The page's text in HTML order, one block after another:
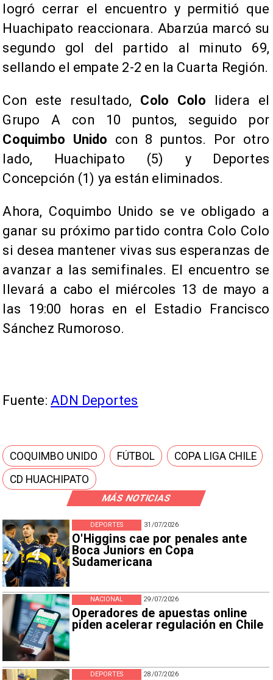
MÁS NOTICIAS
31/07/2026
O'Higgins cae por penales ante
Boca Juniors en Copa
Sudamericana
DEPORTES
29/07/2026
Operadores de apuestas online
piden acelerar regulación en Chile
NACIONAL
28/07/2026
DEPORTES
logró cerrar el encuentro y permitió que
Huachipato reaccionara. Abarzúa marcó su
segundo gol del partido al minuto 69,
sellando el empate 2-2 en la Cuarta Región.
Con este resultado, Colo Colo lidera el
Grupo A con 10 puntos, seguido por
Coquimbo Unido con 8 puntos. Por otro
lado, Huachipato (5) y Deportes
Concepción (1) ya están eliminados.
Ahora, Coquimbo Unido se ve obligado a
ganar su próximo partido contra Colo Colo
si desea mantener vivas sus esperanzas de
avanzar a las semifinales. El encuentro se
llevará a cabo el miércoles 13 de mayo a
las 19:00 horas en el Estadio Francisco
Sánchez Rumoroso.
Fuente: ADN Deportes
COQUIMBO UNIDO FÚTBOL
COPA LIGA CHILE
CD HUACHIPATO